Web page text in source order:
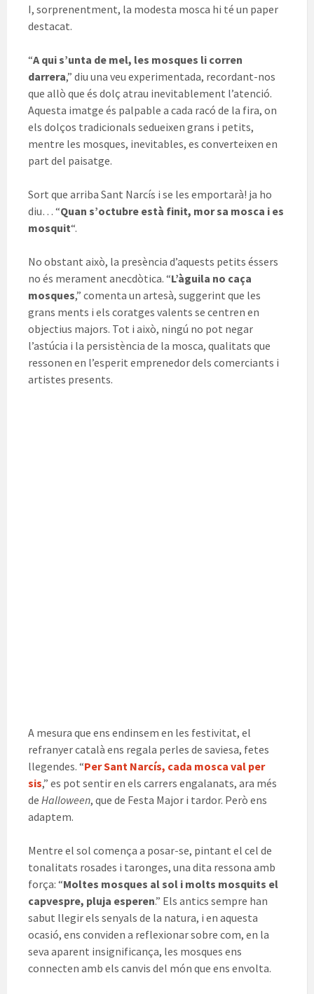
I, sorprenentment, la modesta mosca hi té un paper
destacat.
“A qui s’unta de mel, les mosques li corren
darrera,” diu una veu experimentada, recordant-nos
que allò que és dolç atrau inevitablement l’atenció.
Aquesta imatge és palpable a cada racó de la fira, on
els dolços tradicionals sedueixen grans i petits,
mentre les mosques, inevitables, es converteixen en
part del paisatge.
Sort que arriba Sant Narcís i se les emportarà! ja ho
diu… “Quan s’octubre està finit, mor sa mosca i es
mosquit“.
No obstant això, la presència d’aquests petits éssers
no és merament anecdòtica. “L’àguila no caça
mosques,” comenta un artesà, suggerint que les
grans ments i els coratges valents se centren en
objectius majors. Tot i això, ningú no pot negar
l’astúcia i la persistència de la mosca, qualitats que
ressonen en l’esperit emprenedor dels comerciants i
artistes presents.
A mesura que ens endinsem en les festivitat, el
refranyer català ens regala perles de saviesa, fetes
llegendes. “Per Sant Narcís, cada mosca val per
sis,” es pot sentir en els carrers engalanats, ara més
de Halloween, que de Festa Major i tardor. Però ens
adaptem.
Mentre el sol comença a posar-se, pintant el cel de
tonalitats rosades i taronges, una dita ressona amb
força: “Moltes mosques al sol i molts mosquits el
capvespre, pluja esperen.” Els antics sempre han
sabut llegir els senyals de la natura, i en aquesta
ocasió, ens conviden a reflexionar sobre com, en la
seva aparent insignificança, les mosques ens
connecten amb els canvis del món que ens envolta.